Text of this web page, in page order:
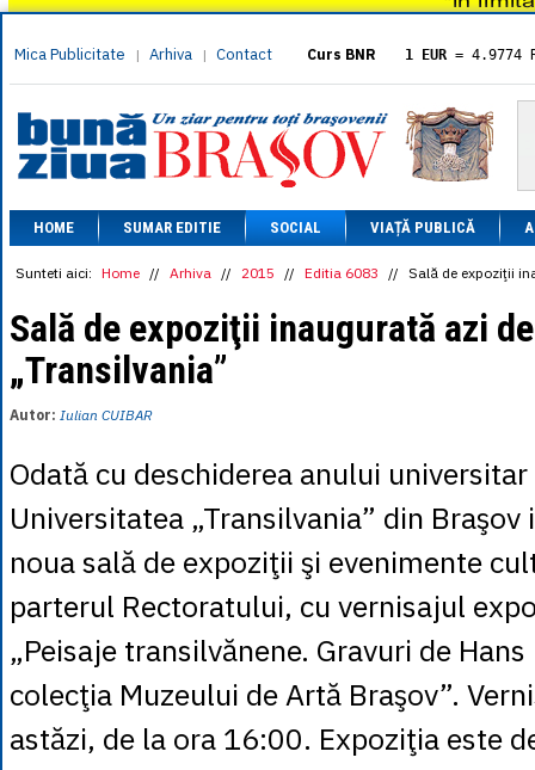
Mica Publicitate | Arhiva | Contact Curs BNR 1 EUR = 4.9774
= 5.8304
1 XAU= 464.4611
1 AED= 1.1933
1 AUD= 2.7957
1 BGN= 2.5449
1 CAD= 3.1559
1 CHF= 5.2813
1 CNY= 0.6015
1 DKK
= 0.6668
1 EGP= 0.0860
1 MXN
= 0.2227
1 NOK= 0.4191
1 NZD= 2.6097
1 PLN= 1.1646
= 0.0425
1 RUB = 0.0530
1 SEK
= 0.4526
1 TRY= 0.1141
1 XDR= 5.9383
HOME SUMAR EDITIE SOCIAL VIAȚĂ PUBLICĂ
Sunteti aici: Home // Arhiva // 2015 // Editia 6083 // Sală de expoziţii
Sală de expoziţii inaugurată azi
„Transilvania”
Autor: Iulian CUIBAR
Odată cu deschiderea anului
Universitatea „Transilvania” din Braşov
noua sală de expoziţii şi evenimente
parterul Rectoratului, cu vernisajul
„Peisaje transilvănene. Gravuri de
colecţia Muzeului de Artă Braşov”.
astăzi, de la ora 16:00. Expoziţia este